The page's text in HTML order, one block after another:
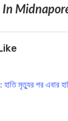
In
মৃত্যুর পর এবার